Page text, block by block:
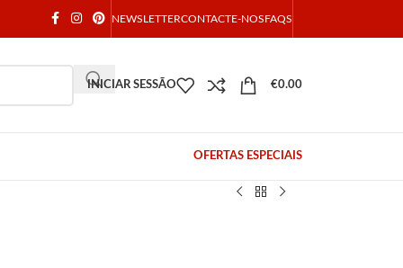
NEWSLETTERCONTACTE-NOSFAQS
INICIAR SESSÃO €0.00
OFERTAS ESPECIAIS